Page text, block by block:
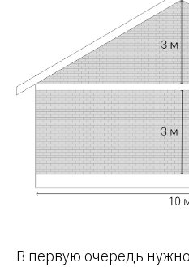
В первую очередь